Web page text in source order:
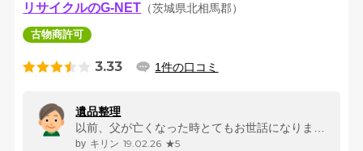
リサイクルのG-NET （茨城県北相馬郡）
古物商許可
3.33 1件の口コミ
遺品整理
キリン 19.02.26 ★5